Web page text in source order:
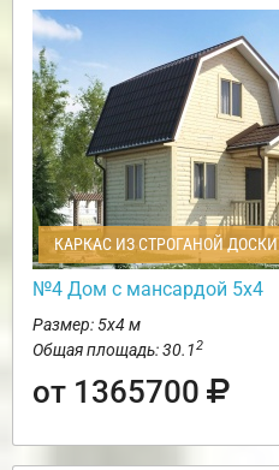
КАРКАС ИЗ СТРОГАНОЙ ДОСКИ
№4 Дом с мансардой 5х4
Размер: 5х4 м
Общая площадь: 30.12
от 1365700